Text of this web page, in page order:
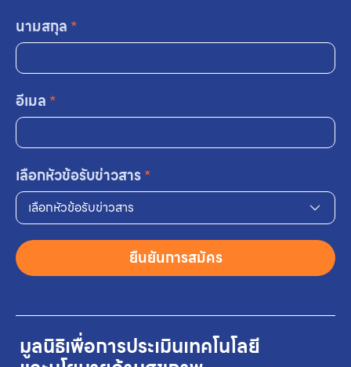
มูลนิธิเพื่อการประเมินเทคโนโลยี
นามสกุล *
อีเมล *
เลือกหัวข้อรับข่าวสาร*
เลือกหัวข้อรับข่าวสาร
ยืนยันการสมัคร